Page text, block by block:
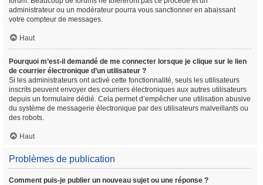
administrateur ou un modérateur pourra vous sanctionner en abaissant
votre compteur de messages.
Haut
Pourquoi m’est-il demandé de me connecter lorsque je clique sur le lien
de courrier électronique d’un utilisateur ?
Si les administrateurs ont activé cette fonctionnalité, seuls les utilisateurs
inscrits peuvent envoyer des courriers électroniques aux autres utilisateurs
depuis un formulaire dédié. Cela permet d’empêcher une utilisation abusive
du système de messagerie électronique par des utilisateurs malveillants ou
des robots.
Haut
Problèmes de publication
Comment puis-je publier un nouveau sujet ou une réponse ?